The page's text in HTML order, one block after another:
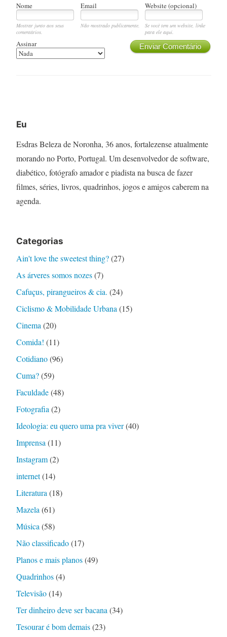
Nome Email Website (opcional)
Mostrar junto aos seus
comentários.
Não mostrado publicamente.
Se você tem um website, linke
para ele aqui.
Enviar Comentário
Assinar
Eu
Esdras Beleza de Noronha, 36 anos, fortalezense atualmente
morando no Porto, Portugal. Um desenvolvedor de software,
diabético, fotógrafo amador e piadista na busca de fazer
filmes, séries, livros, quadrinhos, jogos e amigos caberem na
agenda.
Categorias
Ain't love the sweetest thing?(27)
As árveres somos nozes(7)
Cafuçus, pirangueiros & cia. (24)
Ciclismo & Mobilidade Urbana (15)
Cinema (20)
Comida! (11)
Cotidiano(96)
Cuma?(59)
Faculdade(48)
Fotografia (2)
Ideologia: eu quero uma pra viver(40)
Imprensa (11)
Instagram(2)
internet(14)
Literatura (18)
Mazela (61)
Música (58)
Não classificado(17)
Planos e mais planos(49)
Quadrinhos(4)
Televisão(14)
Ter dinheiro deve ser bacana (34)
Tesourar é bom demais(23)